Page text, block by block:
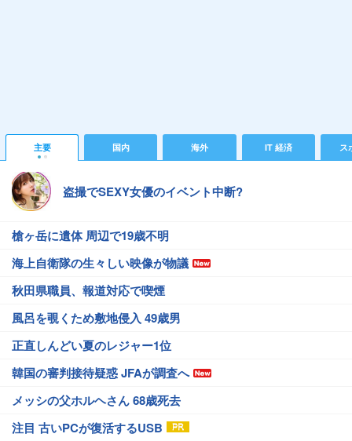
主要 国内 海外 IT 経済 ス
盗撮でSEXY女優のイベント中断?
槍ヶ岳に遺体 周辺で19歳不明
海上自衛隊の生々しい映像が物議
秋田県職員、報道対応で喫煙
風呂を覗くため敷地侵入 49歳男
正直しんどい夏のレジャー1位
韓国の審判接待疑惑 JFAが調査へ
メッシの父ホルヘさん 68歳死去
注目 古いPCが復活するUSB